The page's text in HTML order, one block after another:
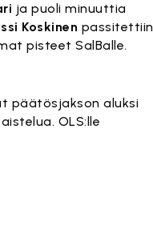
ja puoli minuuttia
Koskinen passitettiin
pisteet SalBalle.
päätösjakson aluksi
OLS:lle